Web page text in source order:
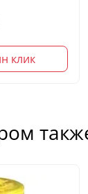
клик